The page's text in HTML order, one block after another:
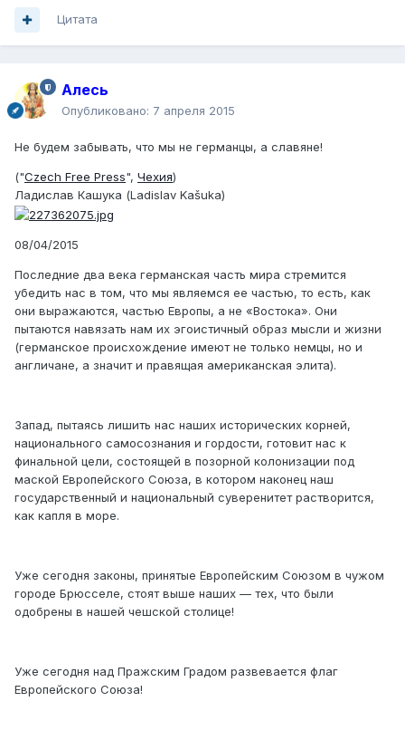
Цитата
Алесь
Опубликовано: 7 апреля 2015
Не будем забывать, что мы не германцы, а славяне!
("Czech Free Press", Чехия)
Ладислав Кашука (Ladislav Kašuka)
08/04/2015
Последние два века германская часть мира стремится
убедить нас в том, что мы являемся ее частью, то есть, как
они выражаются, частью Европы, а не «Востока». Они
пытаются навязать нам их эгоистичный образ мысли и жизни
(германское происхождение имеют не только немцы, но и
англичане, а значит и правящая американская элита).
Запад, пытаясь лишить нас наших исторических корней,
национального самосознания и гордости, готовит нас к
финальной цели, состоящей в позорной колонизации под
маской Европейского Союза, в котором наконец наш
государственный и национальный суверенитет растворится,
как капля в море.
Уже сегодня законы, принятые Европейским Союзом в чужом
городе Брюсселе, стоят выше наших — тех, что были
одобрены в нашей чешской столице!
Уже сегодня над Пражским Градом развевается флаг
Европейского Союза!